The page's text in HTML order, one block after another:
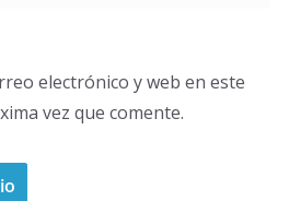
electrónico y web en este
vez que comente.